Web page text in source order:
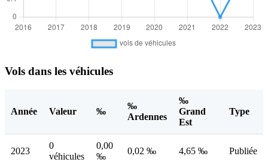
Vols dans les véhicules
Année Valeur ‰
‰
Ardennes
‰
Grand
Est
Type
2023
0
véhicules
0,00
‰
0,02 ‰ 4,65 ‰ Publiée